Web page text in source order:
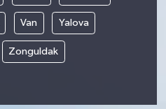
Van Yalova
Zonguldak